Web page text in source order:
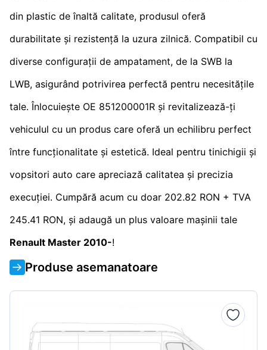
din plastic de înaltă calitate, produsul oferă
durabilitate și rezistență la uzura zilnică. Compatibil cu
diverse configurații de ampatament, de la SWB la
LWB, asigurând potrivirea perfectă pentru necesitățile
tale. Înlocuiește OE 851200001R și revitalizează-ți
vehiculul cu un produs care oferă un echilibru perfect
între funcționalitate și estetică. Ideal pentru tinichigii și
vopsitori auto care apreciază calitatea și precizia
execuției. Cumpără acum cu doar 202.82 RON + TVA
245.41 RON, și adaugă un plus valoare mașinii tale
Renault Master 2010-!
Produse asemanatoare